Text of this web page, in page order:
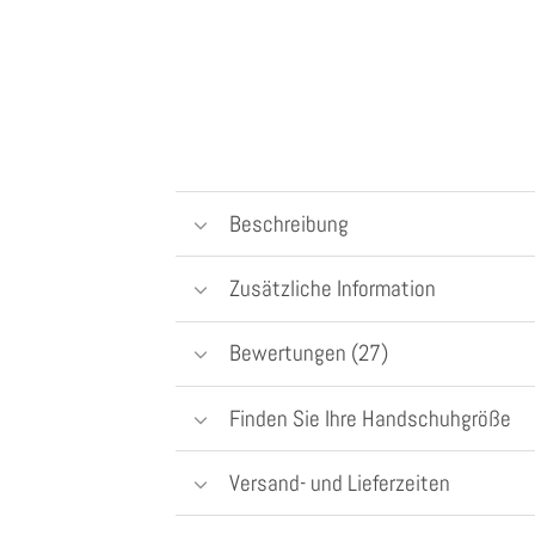
Beschreibung
Zusätzliche Information
Bewertungen (27)
Finden Sie Ihre Handschuhgröße
Versand- und Lieferzeiten